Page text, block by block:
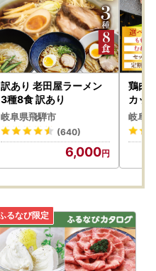
訳あり 老田屋ラーメン
3種8食 訳あり
岐阜県飛騨市
(640)
6,000
鶏肉
カッ
岐阜